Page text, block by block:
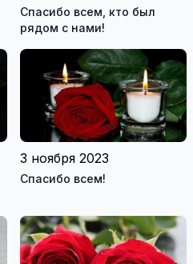
Спасибо всем, кто был
рядом с нами!
3 ноября 2023
Спасибо всем!